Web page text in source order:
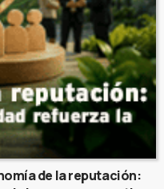
de la reputación: